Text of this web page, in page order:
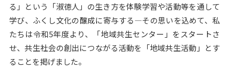
る」という「淑徳人」の生き方を体験学習や活動等を通して
学び、ふくし文化の醸成に寄与する―その思いを込めて、私
たちは令和5年度より、「地域共生センター」をスタートさ
せ、共生社会の創出につながる活動を「地域共生活動」とす
ることを掲げました。